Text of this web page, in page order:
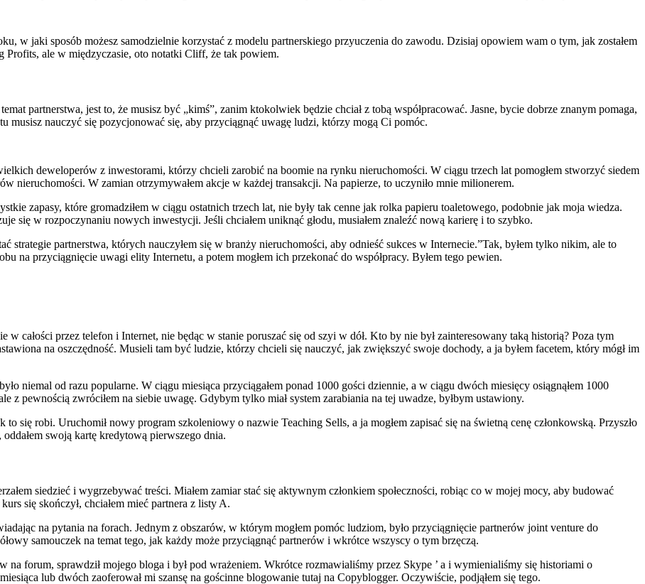
w jaki sposób możesz samodzielnie korzystać z modelu partnerskiego przyuczenia do zawodu. Dzisiaj opowiem wam o tym, jak zostałem
Profits, ale w międzyczasie, oto notatki Cliff, że tak powiem.
partnerstwa, jest to, że musisz być „kimś”, zanim ktokolwiek będzie chciał z tobą współpracować. Jasne, bycie dobrze znanym pomaga,
musisz nauczyć się pozycjonować się, aby przyciągnąć uwagę ludzi, którzy mogą Ci pomóc.
deweloperów z inwestorami, którzy chcieli zarobić na boomie na rynku nieruchomości. W ciągu trzech lat pomogłem stworzyć siedem
nieruchomości. W zamian otrzymywałem akcje w każdej transakcji. Na papierze, to uczyniło mnie milionerem.
zapasy, które gromadziłem w ciągu ostatnich trzech lat, nie były tak cenne jak rolka papieru toaletowego, podobnie jak moja wiedza.
się w rozpoczynaniu nowych inwestycji. Jeśli chciałem uniknąć głodu, musiałem znaleźć nową karierę i to szybko.
strategie partnerstwa, których nauczyłem się w branży nieruchomości, aby odnieść sukces w Internecie.”Tak, byłem tylko nikim, ale to
na przyciągnięcie uwagi elity Internetu, a potem mogłem ich przekonać do współpracy. Byłem tego pewien.
całości przez telefon i Internet, nie będąc w stanie poruszać się od szyi w dół. Kto by nie był zainteresowany taką historią? Poza tym
na oszczędność. Musieli tam być ludzie, którzy chcieli się nauczyć, jak zwiększyć swoje dochody, a ja byłem facetem, który mógł im
niemal od razu popularne. W ciągu miesiąca przyciągałem ponad 1000 gości dziennie, a w ciągu dwóch miesięcy osiągnąłem 1000
z pewnością zwróciłem na siebie uwagę. Gdybym tylko miał system zarabiania na tej uwadze, byłbym ustawiony.
się robi. Uruchomił nowy program szkoleniowy o nazwie Teaching Sells, a ja mogłem zapisać się na świetną cenę członkowską. Przyszło
swoją kartę kredytową pierwszego dnia.
siedzieć i wygrzebywać treści. Miałem zamiar stać się aktywnym członkiem społeczności, robiąc co w mojej mocy, aby budować
się skończył, chciałem mieć partnera z listy A.
na pytania na forach. Jednym z obszarów, w którym mogłem pomóc ludziom, było przyciągnięcie partnerów joint venture do
samouczek na temat tego, jak każdy może przyciągnąć partnerów i wkrótce wszyscy o tym brzęczą.
na forum, sprawdził mojego bloga i był pod wrażeniem. Wkrótce rozmawialiśmy przez Skype ’ a i wymienialiśmy się historiami o
lub dwóch zaoferował mi szansę na gościnne blogowanie tutaj na Copyblogger. Oczywiście, podjąłem się tego.